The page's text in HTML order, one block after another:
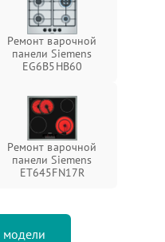
Ремонт варочной
панели Siemens
EG6B5HB60
Ремонт варочной
панели Siemens
ET645FN17R
модели